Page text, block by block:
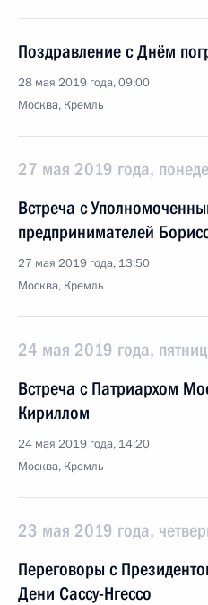
Поздравление с Днём
28 мая 2019 года, 09:00
Москва, Кремль
27 мая 2019 года,
Встреча с
предпринимателей
27 мая 2019 года, 13:50
Москва, Кремль
24 мая 2019 года,
Встреча с Патриархом
Кириллом
24 мая 2019 года, 14:20
Москва, Кремль
23 мая 2019 года,
Переговоры с
Дени Сассу-Нгессо